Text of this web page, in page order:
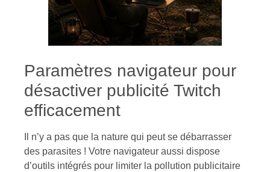
Paramètres navigateur pour
désactiver publicité Twitch
efficacement
Il n’y a pas que la nature qui peut se débarrasser
des parasites ! Votre navigateur aussi dispose
d’outils intégrés pour limiter la pollution publicitaire